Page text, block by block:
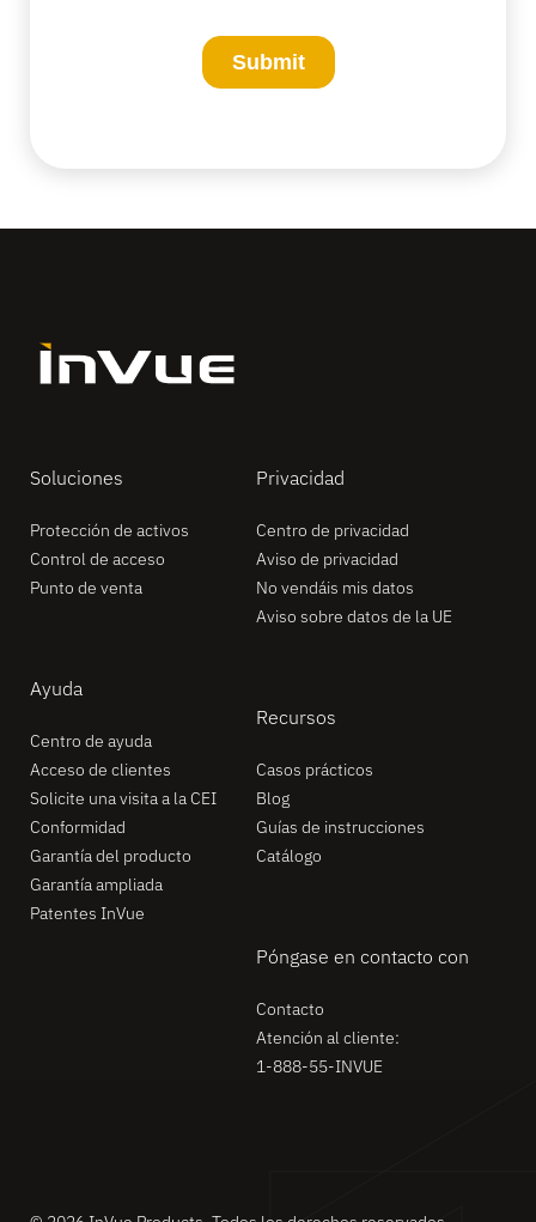
Soluciones
Protección de activos
Control de acceso
Punto de venta
Ayuda
Centro de ayuda
Acceso de clientes
Solicite una visita a la CEI
Conformidad
Garantía del producto
Garantía ampliada
Patentes InVue
Privacidad
Centro de privacidad
Aviso de privacidad
No vendáis mis datos
Aviso sobre datos de la UE
Recursos
Casos prácticos
Blog
Guías de instrucciones
Catálogo
Póngase en contacto con
Contacto
Atención al cliente:
1-888-55-INVUE